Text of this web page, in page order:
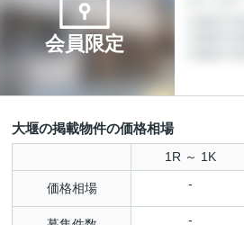
会員限定
大堰の掲載物件の価格相場
1R ～ 1K
価格相場 -
-